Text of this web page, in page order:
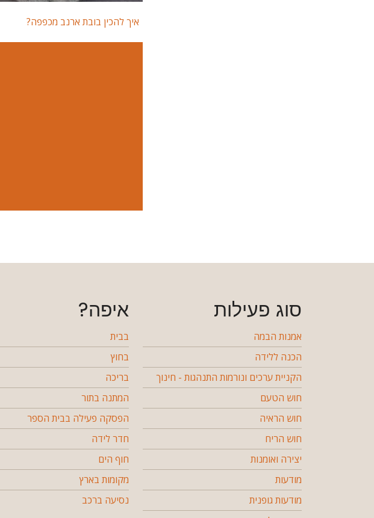
איך להכין בובת ארנב מכפפה?
איפה?
בבית
בחוץ
בריכה
המתנה בתור
הפסקה פעילה בבית הספר
חדר לידה
חוף הים
מקומות בארץ
נסיעה ברכב
סוג פעילות
אמנות הבמה
הכנה ללידה
הקניית ערכים ונורמות התנהגות - חינוך
חוש הטעם
חוש הראיה
חוש הריח
יצירה ואומנות
מודעות
מודעות גופנית